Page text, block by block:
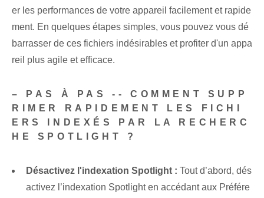
er les performances de votre appareil facilement et rapide
ment. En quelques étapes simples, vous pouvez vous dé
barrasser de ces fichiers indésirables et profiter d'un appa
reil plus agile et efficace.
– PAS À PAS -- COMMENT SUPP
RIMER RAPIDEMENT LES FICHI
ERS INDEXÉS PAR LA RECHERC
HE SPOTLIGHT ?
Désactivez l'indexation Spotlight : Tout d’abord, dés
activez l’indexation Spotlight en accédant aux Préfére